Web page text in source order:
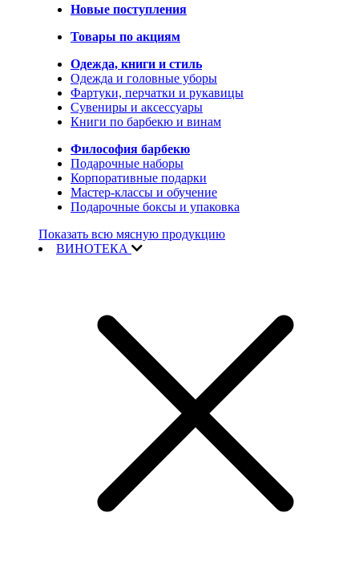
Новые поступления
Товары по акциям
Одежда, книги и стиль
Одежда и головные уборы
Фартуки, перчатки и рукавицы
Сувениры и аксессуары
Книги по барбекю и винам
Философия барбекю
Подарочные наборы
Корпоративные подарки
Мастер-классы и обучение
Подарочные боксы и упаковка
Показать всю мясную продукцию
ВИНОТЕКА